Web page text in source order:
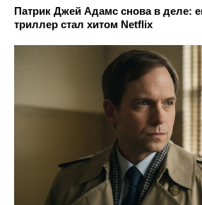
Патрик Джей Адамс снова в деле:
триллер стал хитом Netflix